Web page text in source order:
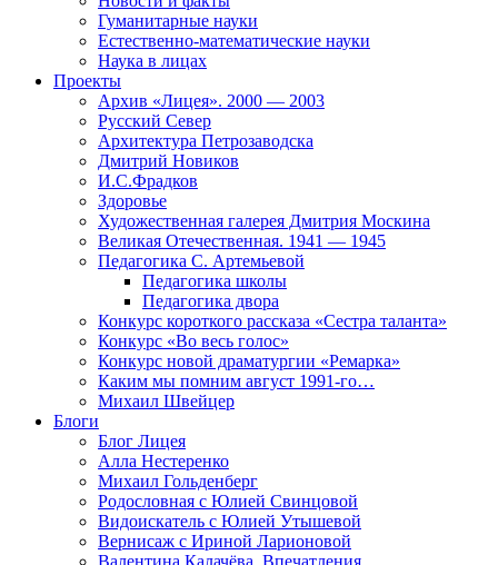
Гуманитарные науки
Естественно-математические науки
Наука в лицах
Проекты
Архив «Лицея». 2000 — 2003
Русский Север
Архитектура Петрозаводска
Дмитрий Новиков
И.С.Фрадков
Здоровье
Художественная галерея Дмитрия Москина
Великая Отечественная. 1941 — 1945
Педагогика С. Артемьевой
Педагогика школы
Педагогика двора
Конкурс короткого рассказа «Сестра таланта»
Конкурс «Во весь голос»
Конкурс новой драматургии «Ремарка»
Каким мы помним август 1991-го…
Михаил Швейцер
Блоги
Блог Лицея
Алла Нестеренко
Михаил Гольденберг
Родословная с Юлией Свинцовой
Видоискатель с Юлией Утышевой
Вернисаж с Ириной Ларионовой